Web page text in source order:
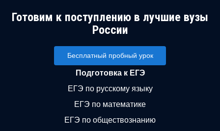
Готовим к поступлению в лучшие вузы
России
Бесплатный пробный урок
Подготовка к ЕГЭ
ЕГЭ по русскому языку
ЕГЭ по математике
ЕГЭ по обществознанию